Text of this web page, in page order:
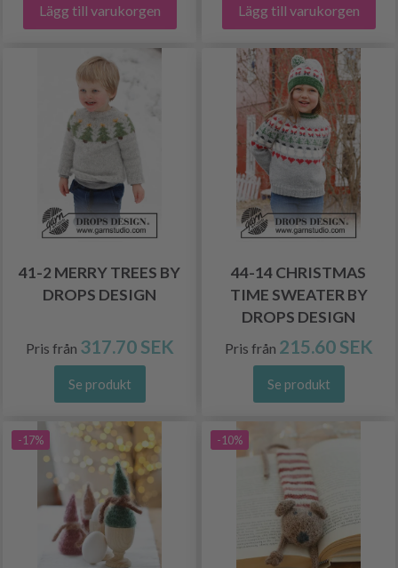
Lägg till varukorgen Lägg till varukorgen
41-2 MERRY TREES BY
DROPS DESIGN
Pris från 317.70 SEK
Se produkt
44-14 CHRISTMAS
TIME SWEATER BY
DROPS DESIGN
Pris från 215.60 SEK
Se produkt
-17% -10%